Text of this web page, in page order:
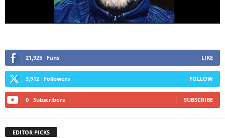
21,925 Fans LIKE
3,912 Followers FOLLOW
0 Subscribers SUBSCRIBE
EDITOR PICKS